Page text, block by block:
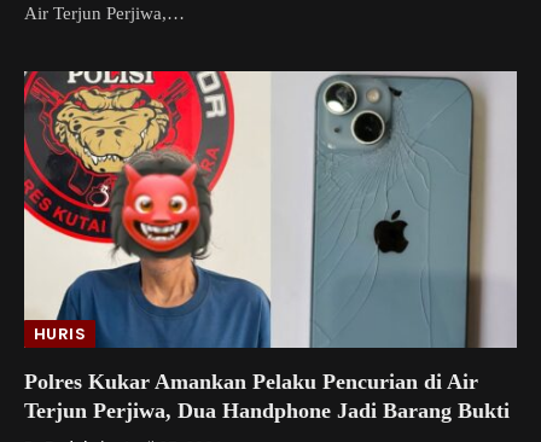
Air Terjun Perjiwa,…
HURIS
Polres Kukar Amankan Pelaku Pencurian di Air
Terjun Perjiwa, Dua Handphone Jadi Barang Bukti